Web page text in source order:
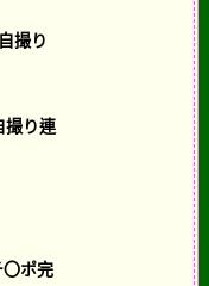
撮り
り連
ポ完